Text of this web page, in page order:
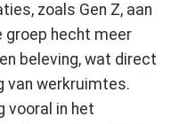
zoals Gen Z, aan
groep hecht meer
beleving, wat direct
van werkruimtes.
vooral in het